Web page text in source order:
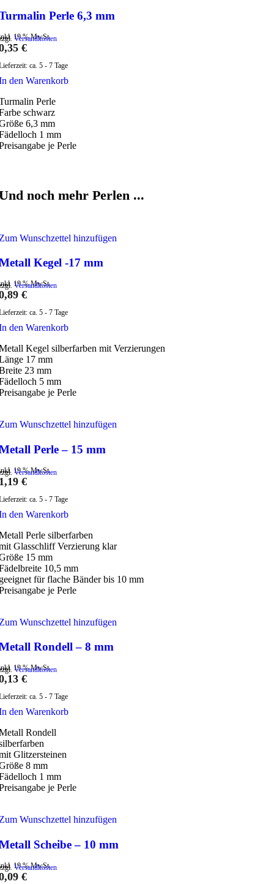
Perle 6,3 mm
19 % MwSt.
Versandkosten
€
ca. 5 - 7 Tage
den Warenkorb
Perle
schwarz
6,3 mm
1 mm
je Perle
noch mehr Perlen ...
Wunschzettel hinzufügen
Kegel -17 mm
19 % MwSt.
Versandkosten
€
ca. 5 - 7 Tage
den Warenkorb
Kegel silberfarben mit Verzierungen
17 mm
23 mm
5 mm
je Perle
Wunschzettel hinzufügen
Perle – 15 mm
19 % MwSt.
Versandkosten
€
ca. 5 - 7 Tage
den Warenkorb
Perle silberfarben
Glasschliff Verzierung klar
15 mm
10,5 mm
für flache Bänder bis 10 mm
je Perle
Wunschzettel hinzufügen
Rondell – 8 mm
19 % MwSt.
Versandkosten
€
ca. 5 - 7 Tage
den Warenkorb
Rondell
Glitzersteinen
8 mm
1 mm
je Perle
Wunschzettel hinzufügen
Scheibe – 10 mm
19 % MwSt.
Versandkosten
€